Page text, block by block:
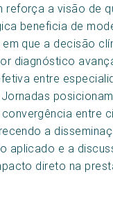
reforça a visão de
beneficia de
que a decisão
diagnóstico
entre
entre
a
aplicado e a
direto na